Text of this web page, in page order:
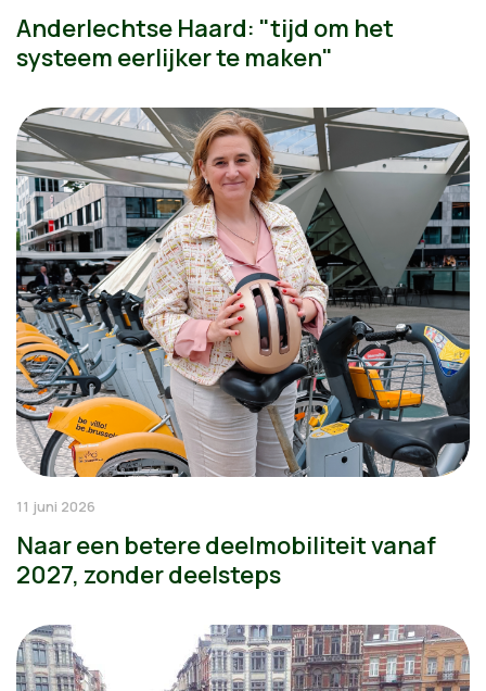
Anderlechtse Haard: "tijd om het
systeem eerlijker te maken"
11 juni 2026
Naar een betere deelmobiliteit vanaf
2027, zonder deelsteps